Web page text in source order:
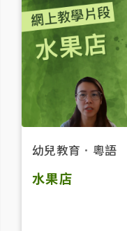
幼兒教育 ． 粵語
水果店